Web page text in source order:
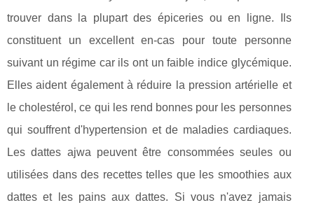
trouver dans la plupart des épiceries ou en ligne. Ils
constituent un excellent en-cas pour toute personne
suivant un régime car ils ont un faible indice glycémique.
Elles aident également à réduire la pression artérielle et
le cholestérol, ce qui les rend bonnes pour les personnes
qui souffrent d'hypertension et de maladies cardiaques.
Les dattes ajwa peuvent être consommées seules ou
utilisées dans des recettes telles que les smoothies aux
dattes et les pains aux dattes. Si vous n'avez jamais